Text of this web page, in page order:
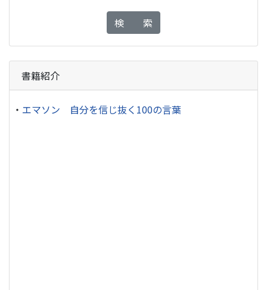
検 索
書籍紹介
・ エマソン 自分を信じ抜く100の言葉